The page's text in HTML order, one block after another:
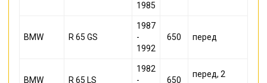
1985
BMW R 65 GS
1987
-
1992
650 перед
BMW R 65 LS
1982
-
650
перед, 2